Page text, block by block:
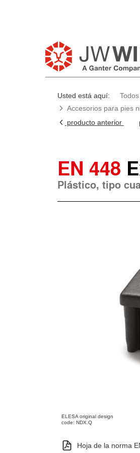
Usted está aquí:
Accesorios para pies
producto anterior
EN 448
Plástico, tipo
ELESA original design
code: NDX.Q
Hoja de la norma